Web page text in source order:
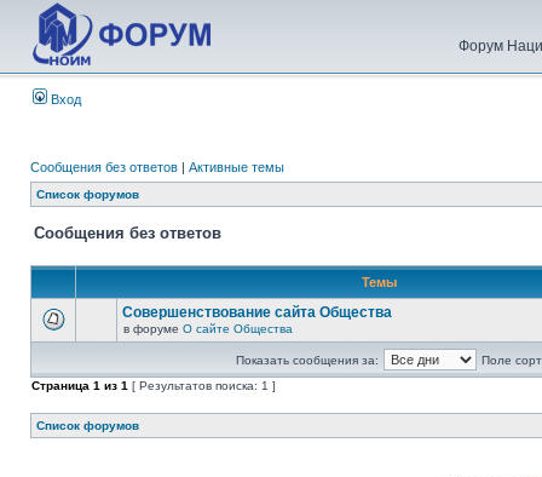
Форум
Вход
Сообщения без ответов | Активные темы
Список форумов
Сообщения без ответов
Темы
Совершенствование сайта Общества
в форуме О сайте Общества
Показать сообщения за:
Поле
Страница 1 из 1 [ Результатов поиска: 1 ]
Список форумов